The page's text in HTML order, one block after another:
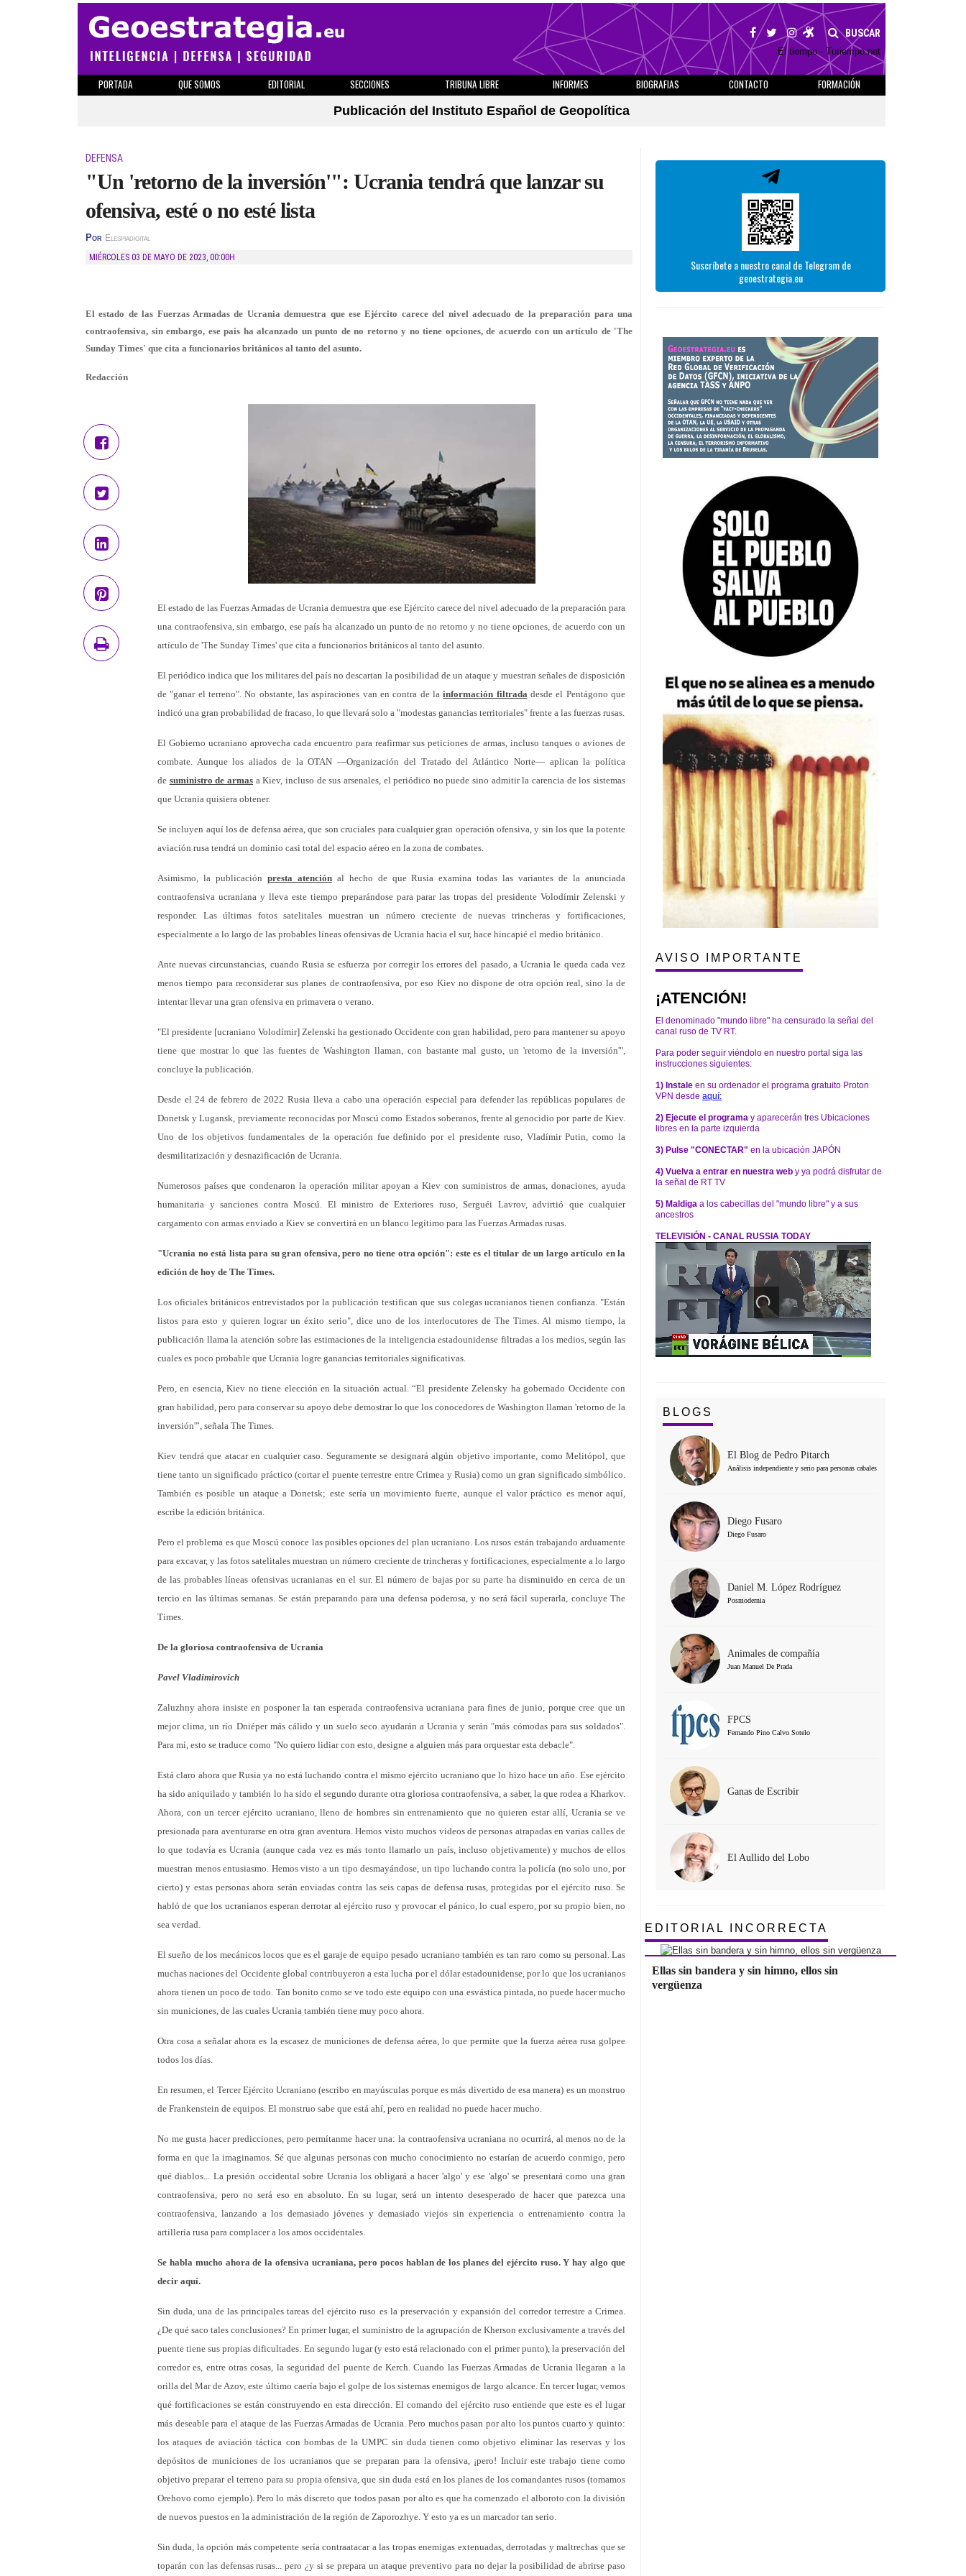
BUSCAR
El tiempo - Tutiempo.net
PORTADA QUE SOMOS EDITORIAL SECCIONES TRIBUNA LIBRE INFORMES BIOGRAFIAS CONTACTO
FORMACIÓN
Publicación del Instituto Español de Geopolítica
DEFENSA
"Un 'retorno de la inversión'": Ucrania tendrá que lanzar su
ofensiva, esté o no esté lista
Por Elespiadigital
MIÉRCOLES 03 DE MAYO DE 2023, 00:00H
El estado de las Fuerzas Armadas de Ucrania demuestra que ese Ejército carece del nivel adecuado de la preparación para una
contraofensiva, sin embargo, ese país ha alcanzado un punto de no retorno y no tiene opciones, de acuerdo con un artículo de 'The
Sunday Times' que cita a funcionarios británicos al tanto del asunto.
Redacción
El estado de las Fuerzas Armadas de Ucrania demuestra que ese Ejército carece del nivel adecuado de la preparación para
una contraofensiva, sin embargo, ese país ha alcanzado un punto de no retorno y no tiene opciones, de acuerdo con un
artículo de 'The Sunday Times' que cita a funcionarios británicos al tanto del asunto.
El periódico indica que los militares del país no descartan la posibilidad de un ataque y muestran señales de disposición
de "ganar el terreno". No obstante, las aspiraciones van en contra de lainformación filtradadesde el Pentágono que
indicó una gran probabilidad de fracaso, lo que llevará solo a "modestas ganancias territoriales" frente a las fuerzas rusas.
El Gobierno ucraniano aprovecha cada encuentro para reafirmar sus peticiones de armas, incluso tanques o aviones de
combate. Aunque los aliados de la OTAN —Organización del Tratado del Atlántico Norte— aplican la política
de suministro de armasa Kiev, incluso de sus arsenales, el periódico no puede sino admitir la carencia de los sistemas
que Ucrania quisiera obtener.
Se incluyen aquí los de defensa aérea, que son cruciales para cualquier gran operación ofensiva, y sin los que la potente
aviación rusa tendrá un dominio casi total del espacio aéreo en la zona de combates.
Asimismo, la publicación presta atenciónal hecho de que Rusia examina todas las variantes de la anunciada
contraofensiva ucraniana y lleva este tiempo preparándose para parar las tropas del presidente Volodímir Zelenski y
responder. Las últimas fotos satelitales muestran un número creciente de nuevas trincheras y fortificaciones,
especialmente a lo largo de las probables líneas ofensivas de Ucrania hacia el sur, hace hincapié el medio británico.
Ante nuevas circunstancias, cuando Rusia se esfuerza por corregir los errores del pasado, a Ucrania le queda cada vez
menos tiempo para reconsiderar sus planes de contraofensiva, por eso Kiev no dispone de otra opción real, sino la de
intentar llevar una gran ofensiva en primavera o verano.
"El presidente [ucraniano Volodímir] Zelenski ha gestionado Occidente con gran habilidad, pero para mantener su apoyo
tiene que mostrar lo que las fuentes de Washington llaman, con bastante mal gusto, un 'retorno de la inversión'",
concluye la publicación.
Desde el 24 de febrero de 2022 Rusia lleva a cabo una operación especial para defender las repúblicas populares de
Donetsk y Lugansk, previamente reconocidas por Moscú como Estados soberanos, frente al genocidio por parte de Kiev.
Uno de los objetivos fundamentales de la operación fue definido por el presidente ruso, Vladímir Putin, como la
desmilitarización y desnazificación de Ucrania.
Numerosos países que condenaron la operación militar apoyan a Kiev con suministros de armas, donaciones, ayuda
humanitaria y sanciones contra Moscú. El ministro de Exteriores ruso, Serguéi Lavrov, advirtió que cualquier
cargamento con armas enviado a Kiev se convertirá en un blanco legítimo para las Fuerzas Armadas rusas.
"Ucrania no está lista para su gran ofensiva, pero no tiene otra opción": este es el titular de un largo artículo en la
edición de hoy de The Times.
Los oficiales británicos entrevistados por la publicación testifican que sus colegas ucranianos tienen confianza. "Están
listos para esto y quieren lograr un éxito serio", dice uno de los interlocutores de The Times. Al mismo tiempo, la
publicación llama la atención sobre las estimaciones de la inteligencia estadounidense filtradas a los medios, según las
cuales es poco probable que Ucrania logre ganancias territoriales significativas.
Pero, en esencia, Kiev no tiene elección en la situación actual. “El presidente Zelensky ha gobernado Occidente con
gran habilidad, pero para conservar su apoyo debe demostrar lo que los conocedores de Washington llaman 'retorno de la
inversión'”, señala The Times.
Kiev tendrá que atacar en cualquier caso. Seguramente se designará algún objetivo importante, como Melitópol, que
tiene tanto un significado práctico (cortar el puente terrestre entre Crimea y Rusia) como un gran significado simbólico.
También es posible un ataque a Donetsk; este sería un movimiento fuerte, aunque el valor práctico es menor aquí,
escribe la edición británica.
Pero el problema es que Moscú conoce las posibles opciones del plan ucraniano. Los rusos están trabajando arduamente
para excavar, y las fotos satelitales muestran un número creciente de trincheras y fortificaciones, especialmente a lo largo
de las probables líneas ofensivas ucranianas en el sur. El número de bajas por su parte ha disminuido en cerca de un
tercio en las últimas semanas. Se están preparando para una defensa poderosa, y no será fácil superarla, concluye The
Times.
De la gloriosa contraofensiva de Ucrania
Pavel Vladimirovich
Zaluzhny ahora insiste en posponer la tan esperada contraofensiva ucraniana para fines de junio, porque cree que un
mejor clima, un río Dniéper más cálido y un suelo seco ayudarán a Ucrania y serán "más cómodas para sus soldados".
Para mí, esto se traduce como "No quiero lidiar con esto, designe a alguien más para orquestar esta debacle".
Está claro ahora que Rusia ya no está luchando contra el mismo ejército ucraniano que lo hizo hace un año. Ese ejército
ha sido aniquilado y también lo ha sido el segundo durante otra gloriosa contraofensiva, a saber, la que rodea a Kharkov.
Ahora, con un tercer ejército ucraniano, lleno de hombres sin entrenamiento que no quieren estar allí, Ucrania se ve
presionada para aventurarse en otra gran aventura. Hemos visto muchos videos de personas atrapadas en varias calles de
lo que todavía es Ucrania (aunque cada vez es más tonto llamarlo un país, incluso objetivamente) y muchos de ellos
muestran menos entusiasmo. Hemos visto a un tipo desmayándose, un tipo luchando contra la policía (no solo uno, por
cierto) y estas personas ahora serán enviadas contra las seis capas de defensa rusas, protegidas por el ejército ruso. Se
habló de que los ucranianos esperan derrotar al ejército ruso y provocar el pánico, lo cual espero, por su propio bien, no
sea verdad.
El sueño de los mecánicos locos que es el garaje de equipo pesado ucraniano también es tan raro como su personal. Las
muchas naciones del Occidente global contribuyeron a esta lucha por el dólar estadounidense, por lo que los ucranianos
ahora tienen un poco de todo. Tan bonito como se ve todo este equipo con una esvástica pintada, no puede hacer mucho
sin municiones, de las cuales Ucrania también tiene muy poco ahora.
Otra cosa a señalar ahora es la escasez de municiones de defensa aérea, lo que permite que la fuerza aérea rusa golpee
todos los días.
En resumen, el Tercer Ejército Ucraniano (escribo en mayúsculas porque es más divertido de esa manera) es un monstruo
de Frankenstein de equipos. El monstruo sabe que está ahí, pero en realidad no puede hacer mucho.
No me gusta hacer predicciones, pero permítanme hacer una: la contraofensiva ucraniana no ocurrirá, al menos no de la
forma en que la imaginamos. Sé que algunas personas con mucho conocimiento no estarían de acuerdo conmigo, pero
qué diablos... La presión occidental sobre Ucrania los obligará a hacer 'algo' y ese 'algo' se presentará como una gran
contraofensiva, pero no será eso en absoluto. En su lugar, será un intento desesperado de hacer que parezca una
contraofensiva, lanzando a los demasiado jóvenes y demasiado viejos sin experiencia o entrenamiento contra la
artillería rusa para complacer a los amos occidentales.
Se habla mucho ahora de la ofensiva ucraniana, pero pocos hablan de los planes del ejército ruso. Y hay algo que
decir aquí.
Sin duda, una de las principales tareas del ejército ruso es la preservación y expansión del corredor terrestre a Crimea.
¿De qué saco tales conclusiones? En primer lugar, el suministro de la agrupación de Kherson exclusivamente a través del
puente tiene sus propias dificultades. En segundo lugar (y esto está relacionado con el primer punto), la preservación del
corredor es, entre otras cosas, la seguridad del puente de Kerch. Cuando las Fuerzas Armadas de Ucrania llegaran a la
orilla del Mar de Azov, este último caería bajo el golpe de los sistemas enemigos de largo alcance. En tercer lugar, vemos
qué fortificaciones se están construyendo en esta dirección. El comando del ejército ruso entiende que este es el lugar
más deseable para el ataque de las Fuerzas Armadas de Ucrania. Pero muchos pasan por alto los puntos cuarto y quinto:
los ataques de aviación táctica con bombas de la UMPC sin duda tienen como objetivo eliminar las reservas y los
depósitos de municiones de los ucranianos que se preparan para la ofensiva, ¡pero! Incluir este trabajo tiene como
objetivo preparar el terreno para su propia ofensiva, que sin duda está en los planes de los comandantes rusos (tomamos
Orehovo como ejemplo). Pero lo más discreto que todos pasan por alto es que ha comenzado el alboroto con la división
de nuevos puestos en la administración de la región de Zaporozhye. Y esto ya es un marcador tan serio.
Sin duda, la opción más competente sería contraatacar a las tropas enemigas extenuadas, derrotadas y maltrechas que se
toparán con las defensas rusas... pero ¿y si se prepara un ataque preventivo para no dejar la posibilidad de abrirse paso
Suscríbete a nuestro canal de Telegram de
geoestrategia.eu
AVISO IMPORTANTE
¡ATENCIÓN!
El denominado "mundo libre" ha censurado la señal del
canal ruso de TV RT.
Para poder seguir viéndolo en nuestro portal siga las
instrucciones siguientes:
1) Instale en su ordenador el programa gratuito Proton
VPN desde aquí:
2) Ejecute el programa y aparecerán tres Ubicaciones
libres en la parte izquierda
3) Pulse "CONECTAR" en la ubicación JAPÓN
4) Vuelva a entrar en nuestra web y ya podrá disfrutar de
la señal de RT TV
5) Maldiga a los cabecillas del "mundo libre" y a sus
ancestros
TELEVISIÓN - CANAL RUSSIA TODAY
BLOGS
El Blog de Pedro Pitarch
Análisis independiente y serio para personas cabales
Diego Fusaro
Diego Fusaro
Daniel M. López Rodríguez
Posmodernia
Animales de compañía
Juan Manuel De Prada
FPCS
Fernando Pino Calvo Sotelo
Ganas de Escribir
El Aullido del Lobo
EDITORIAL INCORRECTA
Ellas sin bandera y sin himno, ellos sin
vergüenza